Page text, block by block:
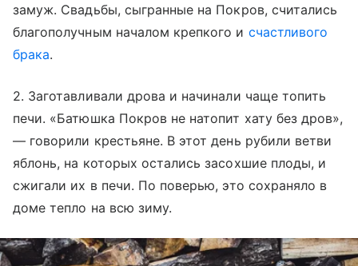
замуж. Свадьбы, сыгранные на Покров, считались
благополучным началом крепкого и счастливого
брака.
2. Заготавливали дрова и начинали чаще топить
печи. «Батюшка Покров не натопит хату без дров»,
— говорили крестьяне. В этот день рубили ветви
яблонь, на которых остались засохшие плоды, и
сжигали их в печи. По поверью, это сохраняло в
доме тепло на всю зиму.